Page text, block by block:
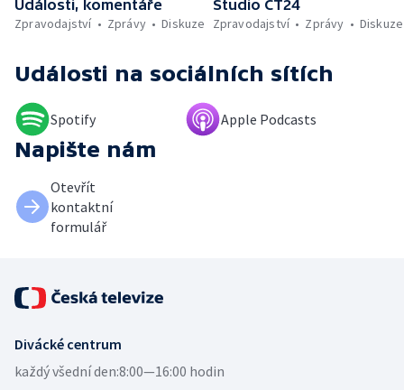
Události, komentáře
Zpravodajství
Zprávy Diskuze
Studio ČT24
Zpravodajství
Zprávy Diskuze
Události na sociálních sítích
Spotify Apple Podcasts
Napište nám
Otevřít
kontaktní
formulář
Divácké centrum
každý všední den:8:00—16:00 hodin